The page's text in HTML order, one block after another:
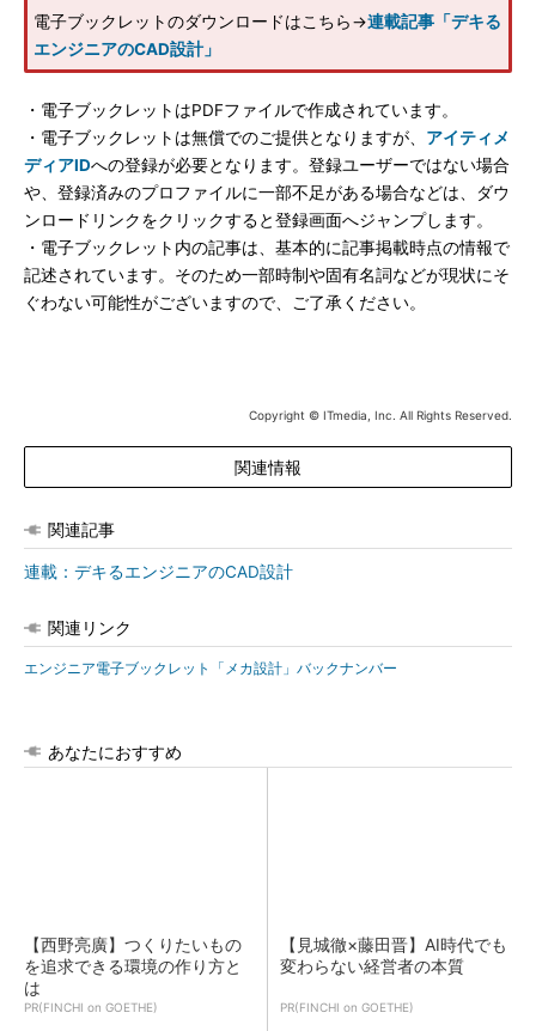
電子ブックレットのダウンロードはこちら→連載記事「デキる
エンジニアのCAD設計」
・電子ブックレットはPDFファイルで作成されています。
・電子ブックレットは無償でのご提供となりますが、 アイティメ
ディアIDへの登録が必要となります。登録ユーザーではない場合
や、登録済みのプロファイルに一部不足がある場合などは、ダウ
ンロードリンクをクリックすると登録画面へジャンプします。
・電子ブックレット内の記事は、基本的に記事掲載時点の情報で
記述されています。そのため一部時制や固有名詞などが現状にそ
ぐわない可能性がございますので、ご了承ください。
Copyright © ITmedia, Inc. All Rights Reserved.
関連情報
関連記事
連載：デキるエンジニアのCAD設計
関連リンク
エンジニア電子ブックレット「メカ設計」バックナンバー
あなたにおすすめ
【西野亮廣】つくりたいもの
を追求できる環境の作り方と
は
PR(FINCHI on GOETHE)
【見城徹×藤田晋】AI時代でも
変わらない経営者の本質
PR(FINCHI on GOETHE)